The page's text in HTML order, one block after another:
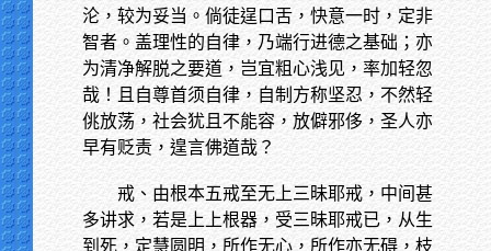
沦，较为妥当。倘徒逞口舌，快意一时，定非
智者。盖理性的自律，乃端行进德之基础；亦
为清净解脱之要道，岂宜粗心浅见，率加轻忽
哉！且自尊首须自律，自制方称坚忍，不然轻
佻放荡，社会犹且不能容，放僻邪侈，圣人亦
早有贬责，遑言佛道哉？
戒、由根本五戒至无上三昧耶戒，中间甚
多讲求，若是上上根器，受三昧耶戒已，从生
到死，定慧圆明，所作无心，所作亦无碍，枝